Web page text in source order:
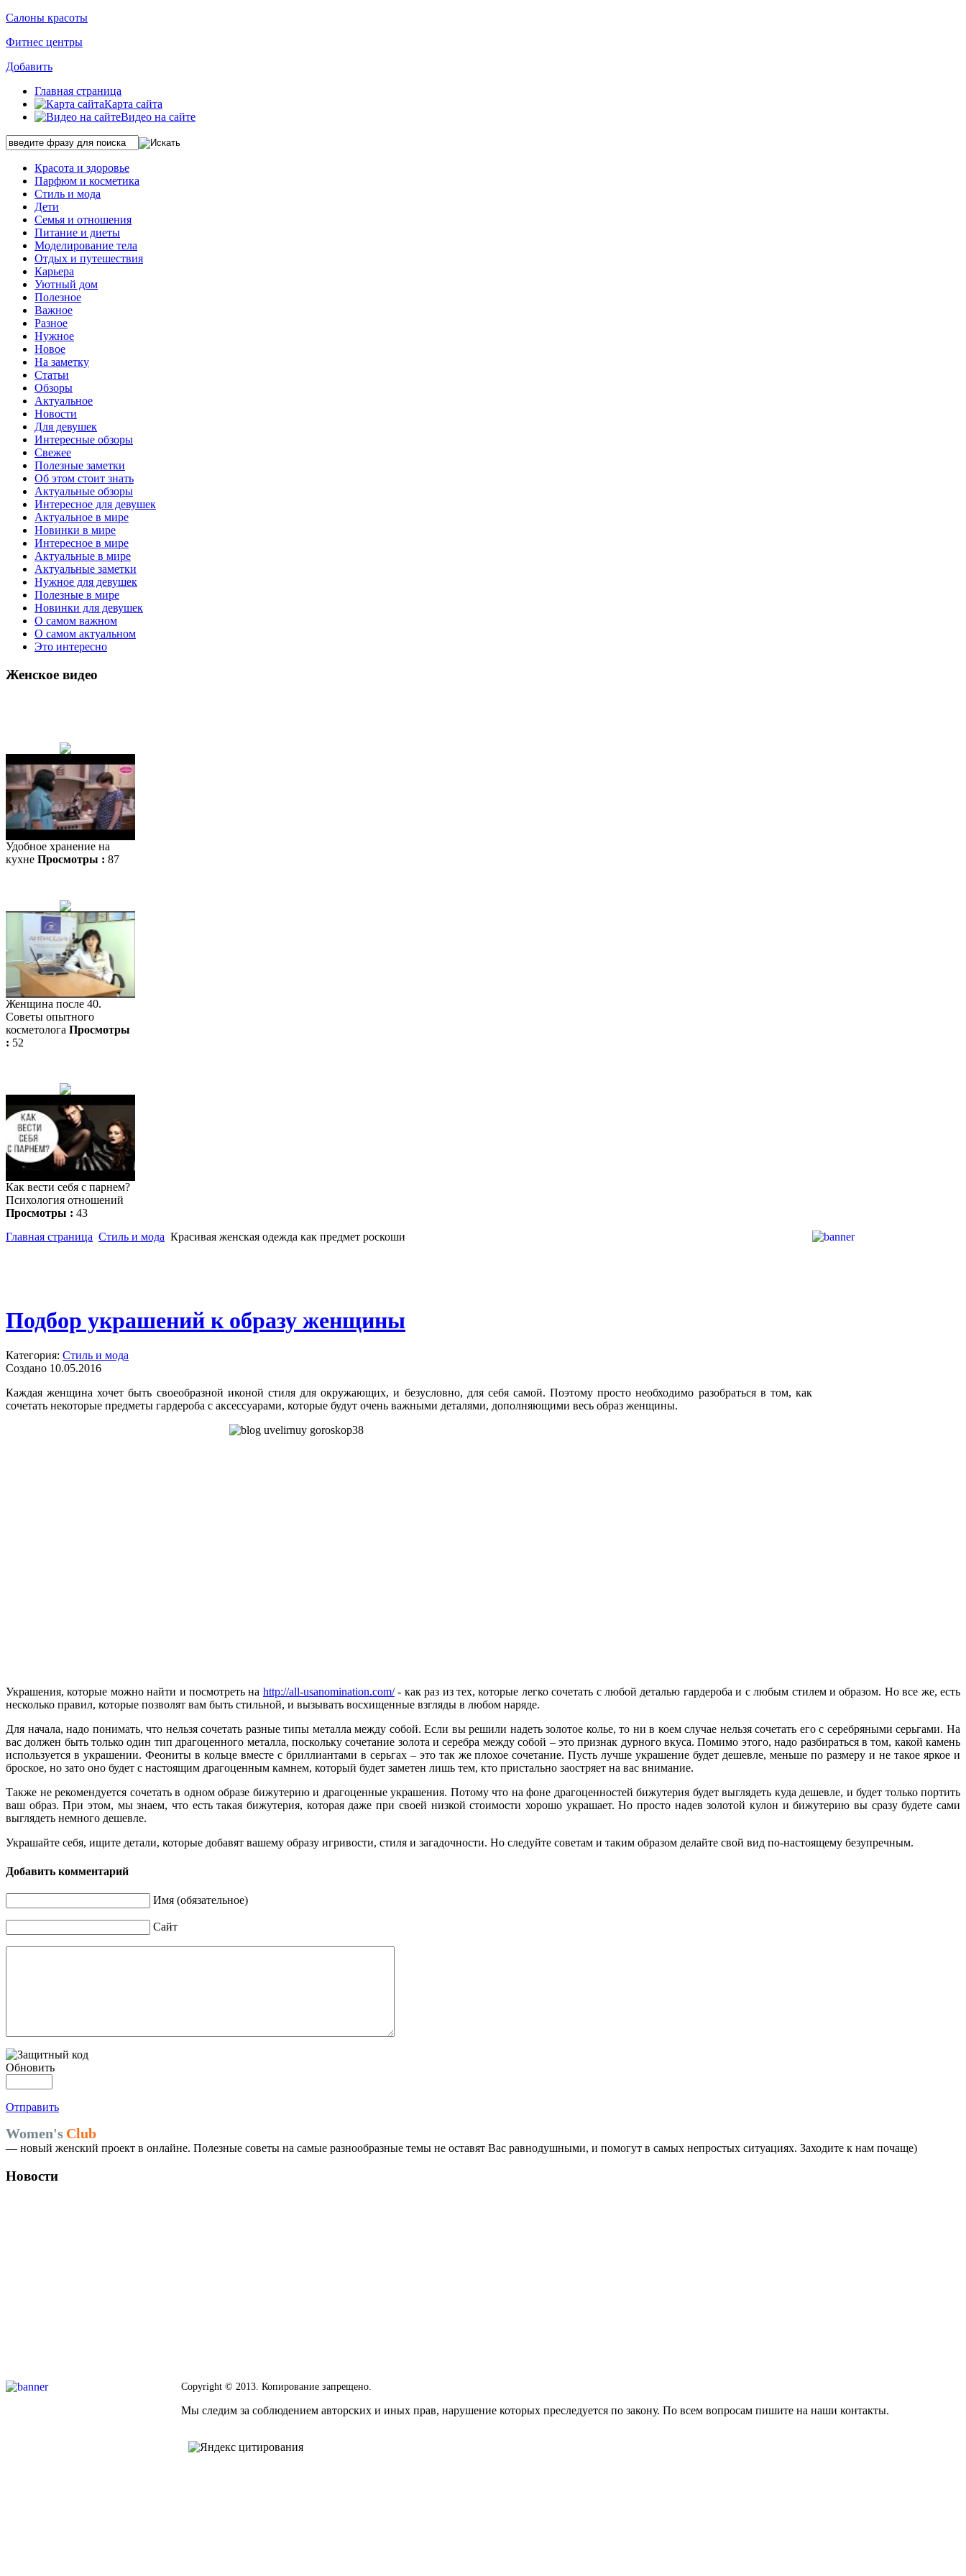
Салоны красоты
Фитнес центры
Добавить
Главная страница
Карта сайта
Видео на сайте
Красота и здоровье
Парфюм и косметика
Стиль и мода
Дети
Семья и отношения
Питание и диеты
Моделирование тела
Отдых и путешествия
Карьера
Уютный дом
Полезное
Важное
Разное
Нужное
Новое
На заметку
Статьи
Обзоры
Актуальное
Новости
Для девушек
Интересные обзоры
Свежее
Полезные заметки
Об этом стоит знать
Актуальные обзоры
Интересное для девушек
Актуальное в мире
Новинки в мире
Интересное в мире
Актуальные в мире
Актуальные заметки
Нужное для девушек
Полезные в мире
Новинки для девушек
О самом важном
О самом актуальном
Это интересно
Женское видео
Удобное хранение на
кухне Просмотры : 87
Женщина после 40.
Советы опытного
косметолога Просмотры
: 52
Как вести себя с парнем?
Психология отношений
Просмотры : 43
Главная страница Стиль и мода Красивая женская одежда как предмет роскоши
Подбор украшений к образу женщины
Категория: Стиль и мода
Создано 10.05.2016
Каждая женщина хочет быть своеобразной иконой стиля для окружающих, и безусловно, для себя самой. Поэтому просто необходимо разобраться в том, как
сочетать некоторые предметы гардероба с аксессуарами, которые будут очень важными деталями, дополняющими весь образ женщины.
Украшения, которые можно найти и посмотреть на http://all-usanomination.com/- как раз из тех, которые легко сочетать с любой деталью гардероба и с любым стилем и образом. Но все же, есть
несколько правил, которые позволят вам быть стильной, и вызывать восхищенные взгляды в любом наряде.
Для начала, надо понимать, что нельзя сочетать разные типы металла между собой. Если вы решили надеть золотое колье, то ни в коем случае нельзя сочетать его с серебряными серьгами. На
вас должен быть только один тип драгоценного металла, поскольку сочетание золота и серебра между собой – это признак дурного вкуса. Помимо этого, надо разбираться в том, какой камень
используется в украшении. Феониты в кольце вместе с бриллиантами в серьгах – это так же плохое сочетание. Пусть лучше украшение будет дешевле, меньше по размеру и не такое яркое и
броское, но зато оно будет с настоящим драгоценным камнем, который будет заметен лишь тем, кто пристально заостряет на вас внимание.
Также не рекомендуется сочетать в одном образе бижутерию и драгоценные украшения. Потому что на фоне драгоценностей бижутерия будет выглядеть куда дешевле, и будет только портить
ваш образ. При этом, мы знаем, что есть такая бижутерия, которая даже при своей низкой стоимости хорошо украшает. Но просто надев золотой кулон и бижутерию вы сразу будете сами
выглядеть немного дешевле.
Украшайте себя, ищите детали, которые добавят вашему образу игривости, стиля и загадочности. Но следуйте советам и таким образом делайте свой вид по-настоящему безупречным.
Добавить комментарий
Имя (обязательное)
Сайт
Обновить
Отправить
Women's Club
— новый женский проект в онлайне. Полезные советы на самые разнообразные темы не оставят Вас равнодушными, и помогут в самых непростых ситуациях. Заходите к нам почаще)
Новости
Copyright © 2013. Копирование запрещено.
Мы следим за соблюдением авторских и иных прав, нарушение которых преследуется по закону. По всем вопросам пишите на наши контакты.